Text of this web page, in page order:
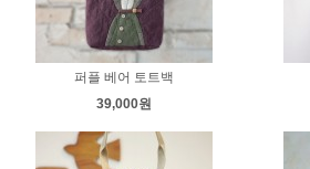
퍼플 베어 토트백
39,000원